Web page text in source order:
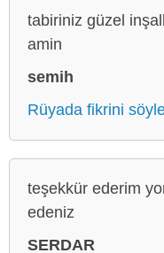
tabiriniz güzel
amin
semih
Rüyada fikrini
teşekkür ederim
edeniz
SERDAR